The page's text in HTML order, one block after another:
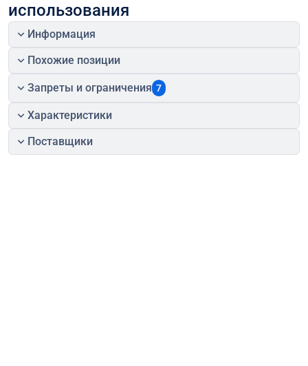
использования
Информация
Похожие позиции
Запреты и ограничения 7
Характеристики
Поставщики